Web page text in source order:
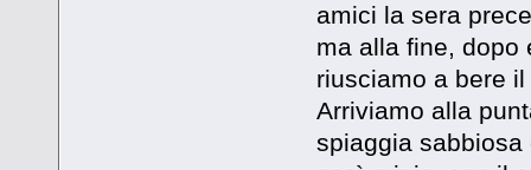
amici la sera
ma alla fine, dopo
riusciamo a bere
Arriviamo alla
spiaggia